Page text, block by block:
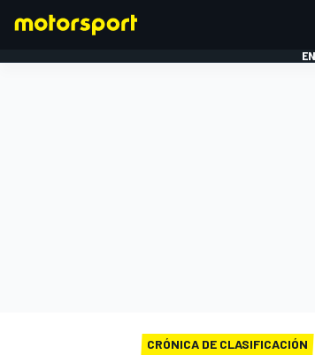
CRÓNICA DE CLASIFICACIÓN